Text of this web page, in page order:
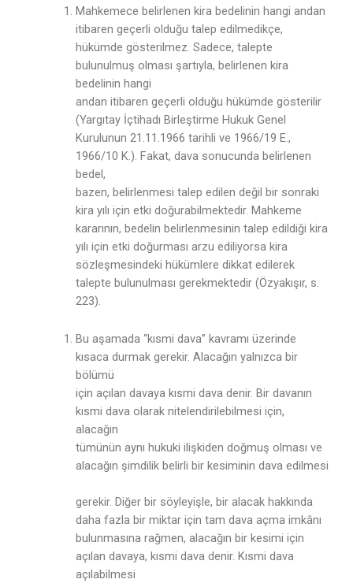
Mahkemece belirlenen kira bedelinin hangi andan
itibaren geçerli olduğu talep edilmedikçe,
hükümde gösterilmez. Sadece, talepte
bulunulmuş olması şartıyla, belirlenen kira
bedelinin hangi
andan itibaren geçerli olduğu hükümde gösterilir
(Yargıtay İçtihadı Birleştirme Hukuk Genel
Kurulunun 21.11.1966 tarihli ve 1966/19 E.,
1966/10 K.). Fakat, dava sonucunda belirlenen
bedel,
bazen, belirlenmesi talep edilen değil bir sonraki
kira yılı için etki doğurabilmektedir. Mahkeme
kararının, bedelin belirlenmesinin talep edildiği kira
yılı için etki doğurması arzu ediliyorsa kira
sözleşmesindeki hükümlere dikkat edilerek
talepte bulunulması gerekmektedir (Özyakışır, s.
223).
Bu aşamada “kısmi dava” kavramı üzerinde
kısaca durmak gerekir. Alacağın yalnızca bir
bölümü
için açılan davaya kısmi dava denir. Bir davanın
kısmi dava olarak nitelendirilebilmesi için,
alacağın
tümünün aynı hukuki ilişkiden doğmuş olması ve
alacağın şimdilik belirli bir kesiminin dava edilmesi
gerekir. Diğer bir söyleyişle, bir alacak hakkında
daha fazla bir miktar için tam dava açma imkânı
bulunmasına rağmen, alacağın bir kesimi için
açılan davaya, kısmi dava denir. Kısmi dava
açılabilmesi